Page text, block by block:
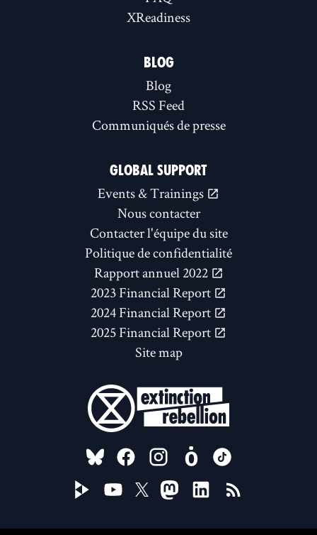
XReadiness
BLOG
Blog
RSS Feed
Communiqués de presse
GLOBAL SUPPORT
Events & Trainings
Nous contacter
Contacter l'équipe du site
Politique de confidentialité
Rapport annuel 2022
2023 Financial Report
2024 Financial Report
2025 Financial Report
Site map
FOLLOW US ON